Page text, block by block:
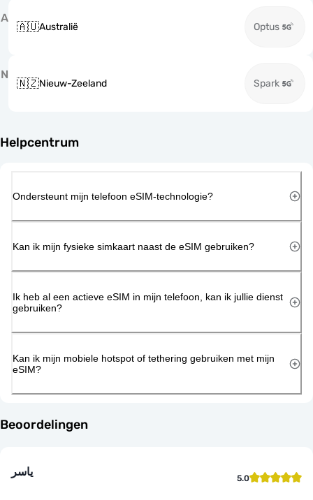
A
🇦🇺Australië Optus
N
🇳🇿Nieuw-Zeeland Spark
Helpcentrum
Ondersteunt mijn telefoon eSIM-technologie?
Kan ik mijn fysieke simkaart naast de eSIM gebruiken?
Ik heb al een actieve eSIM in mijn telefoon, kan ik jullie dienst
gebruiken?
Kan ik mijn mobiele hotspot of tethering gebruiken met mijn
eSIM?
Beoordelingen
ياسر 5.0